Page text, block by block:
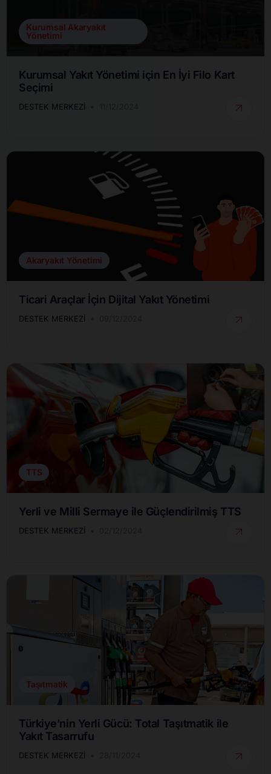
Kurumsal Akaryakıt
Yönetimi
Kurumsal Yakıt Yönetimi için En İyi Filo Kart
Seçimi
DESTEK MERKEZI
Akaryakıt Yönetimi
Ticari Araçlar İçin Dijital Yakıt Yönetimi
DESTEK MERKEZI
TTS
Yerli ve Milli Sermaye ile Güçlendirilmiş TTS
DESTEK MERKEZI
Taşıtmatik
Türkiye’nin Yerli Gücü: Total Taşıtmatik ile
Yakıt Tasarrufu
DESTEK MERKEZI